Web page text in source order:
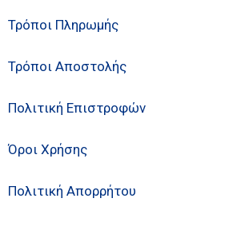
Τρόποι Πληρωμής
Τρόποι Αποστολής
Πολιτική Επιστροφών
Όροι Χρήσης
Πολιτική Απορρήτου